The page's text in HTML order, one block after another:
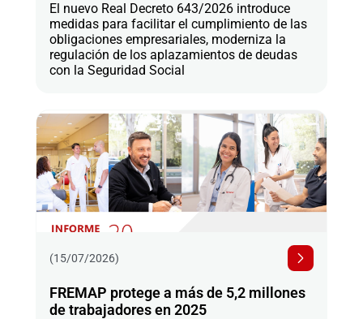
El nuevo Real Decreto 643/2026 introduce
medidas para facilitar el cumplimiento de las
obligaciones empresariales, moderniza la
regulación de los aplazamientos de deudas
con la Seguridad Social
(15/07/2026)
FREMAP protege a más de 5,2 millones
de trabajadores en 2025